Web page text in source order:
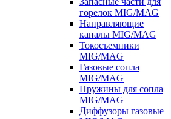
горелок MIG/MAG
Направляющие
каналы MIG/MAG
Токосъемники
MIG/MAG
Газовые сопла
MIG/MAG
Пружины для сопла
MIG/MAG
Диффузоры газовые